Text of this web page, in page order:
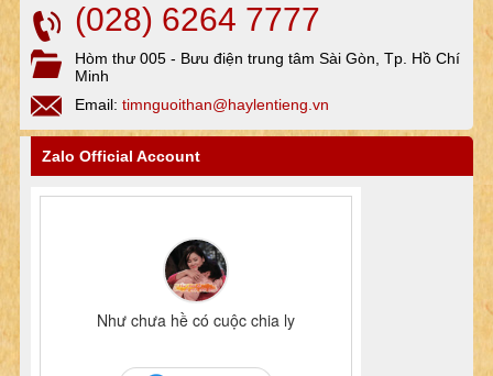
(028) 6264 7777
Hòm thư 005 - Bưu điện trung tâm Sài Gòn, Tp. Hồ Chí
Minh
Email: timnguoithan@haylentieng.vn
Zalo Official Account